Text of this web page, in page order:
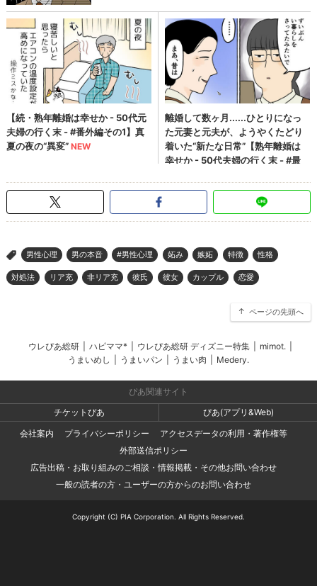
> 男性心理 男の本音 #男性心理 妬み 嫉妬 特徴 性格
対処法 リア充 非リア充 彼氏 彼女 カップル 恋愛
ページの先頭へ
ウレぴあ総研 ハピママ* ウレぴあ総研 ディズニー特集 mimot.
うまいめし
うまいパン うまい肉 Medery.
ぴあ関連サイト
チケットぴあ
ぴあ(アプリ&Web)
会社案内
プライバシーポリシー
アクセスデータの利用・著作権等
外部送信ポリシー
広告出稿・お取り組みのご相談・情報掲載・その他お問い合わせ
一般の読者の方・ユーザーの方からのお問い合わせ
Copyright (C) PIA Corporation. All Rights Reserved.